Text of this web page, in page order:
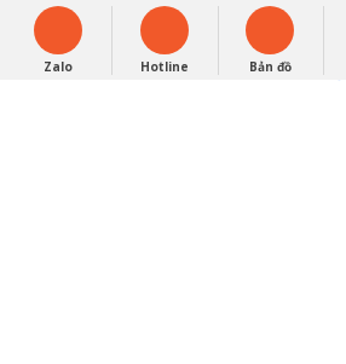
English
0948279988
Zalo Hotline Bản đồ